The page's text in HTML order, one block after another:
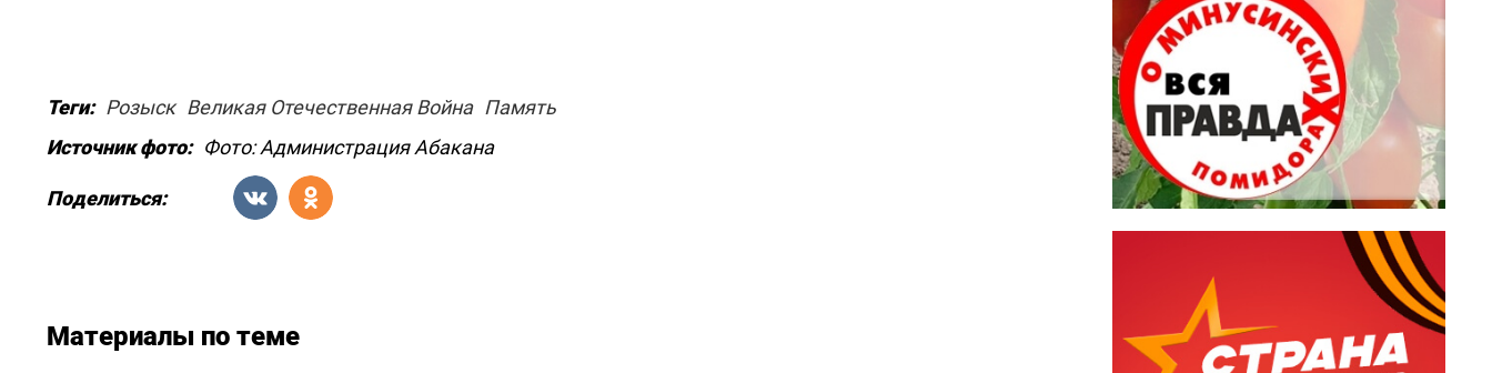
Теги: Розыск Великая Отечественная Война Память
Источник фото: Фото: Администрация Абакана
Поделиться:
Материалы по теме